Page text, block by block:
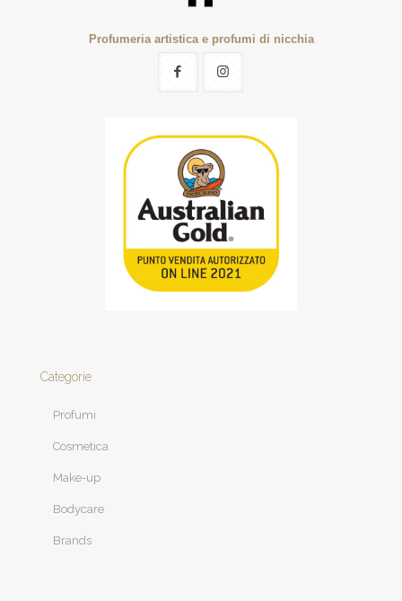
Profumeria artistica e profumi di nicchia
Categorie
Profumi
Cosmetica
Make-up
Bodycare
Brands